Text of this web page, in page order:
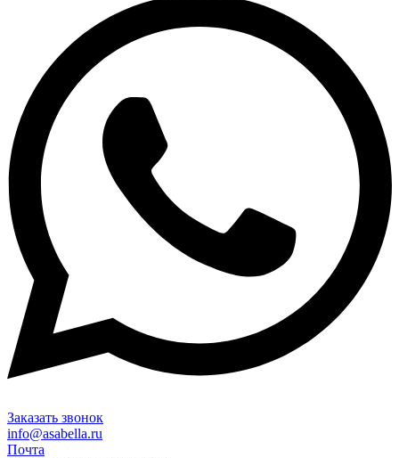
Заказать звонок
info@asabella.ru
Почта